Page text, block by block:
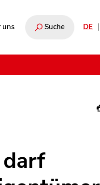
uns Suche DE